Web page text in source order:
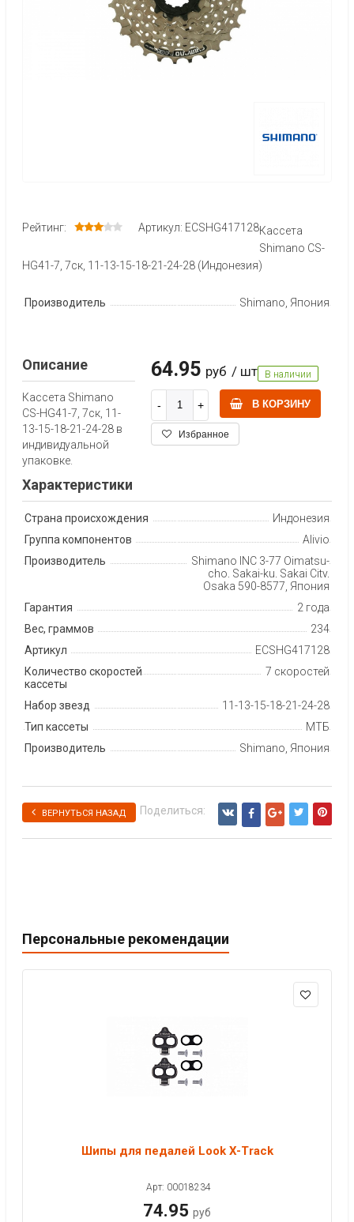
Рейтинг: Артикул: ECSHG417128Кассета
Shimano CS-
HG41-7, 7ск, 11-13-15-18-21-24-28 (Индонезия)
Производитель Shimano, Япония
64.95 руб / шт В наличии
В КОРЗИНУ
Избранное
Описание
Кассета Shimano
CS-HG41-7, 7ск, 11-
13-15-18-21-24-28 в
индивидуальной
упаковке.
Характеристики
Страна происхождения
Индонезия
Группа компонентов
Alivio
Производитель
Shimano INC 3-77 Oimatsu-
cho, Sakai-ku, Sakai City,
Osaka 590-8577, Япония
Гарантия
2 года
Вес, граммов
234
Артикул
ECSHG417128
Количество скоростей
кассеты
7 скоростей
Набор звезд
11-13-15-18-21-24-28
Тип кассеты
МТБ
Производитель
Shimano, Япония
ВЕРНУТЬСЯ НАЗАД Поделиться:
Персональные рекомендации
Шипы для педалей Look X-Track
Арт: 00018234
74.95 руб